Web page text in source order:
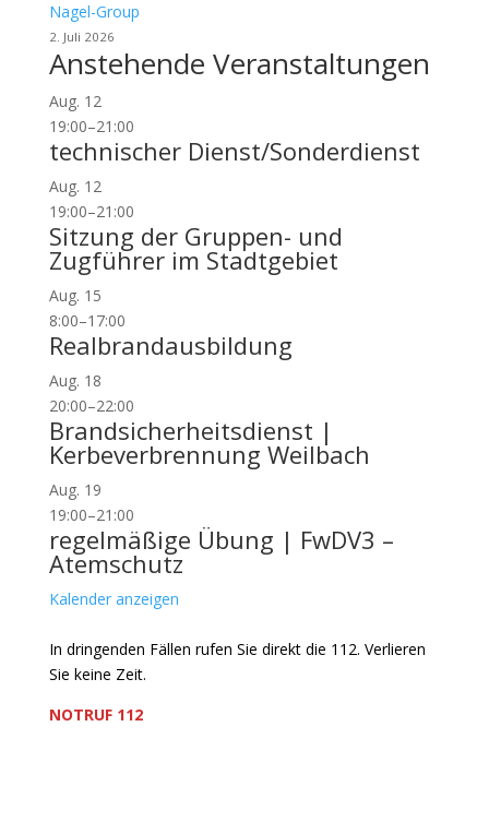
Nagel-Group
2. Juli 2026
Anstehende Veranstaltungen
Aug. 12
19:00–21:00
technischer Dienst/Sonderdienst
Aug. 12
19:00–21:00
Sitzung der Gruppen- und
Zugführer im Stadtgebiet
Aug. 15
8:00–17:00
Realbrandausbildung
Aug. 18
20:00–22:00
Brandsicherheitsdienst |
Kerbeverbrennung Weilbach
Aug. 19
19:00–21:00
regelmäßige Übung | FwDV3 –
Atemschutz
Kalender anzeigen
In dringenden Fällen rufen Sie direkt die 112. Verlieren
Sie keine Zeit.
NOTRUF 112